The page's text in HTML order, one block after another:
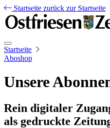
Startseite zurück zur Startseite
Startseite
Aboshop
Unsere
Rein digitaler
als gedruckte